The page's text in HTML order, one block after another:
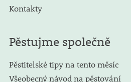
Kontakty
Pěstujme společně
Pěstitelské tipy na tento měsíc
Všeobecný návod na pěstování